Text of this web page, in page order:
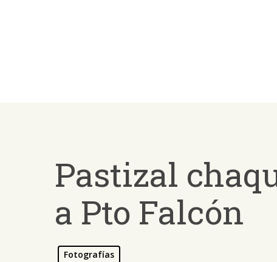
Pastizal
a Pto Falcón
Fotografías